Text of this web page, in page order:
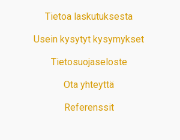
Tietoa laskutuksesta
Usein kysytyt kysymykset
Tietosuojaseloste
Ota yhteyttä
Referenssit